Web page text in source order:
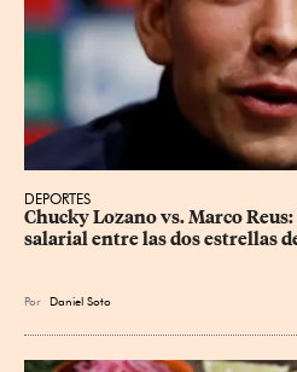
DEPORTES
Chucky Lozano vs. Marco
salarial entre las dos estrellas
Por Daniel Soto